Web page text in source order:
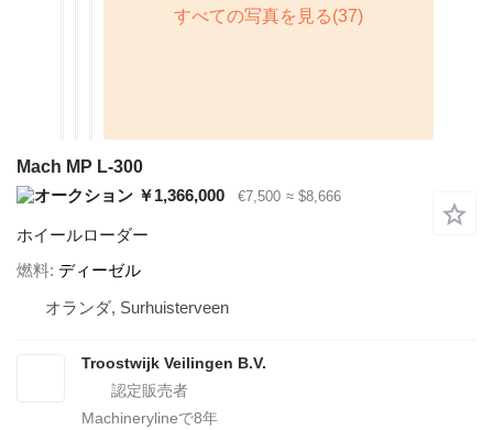
Mach MP L-300
￥1,366,000
€7,500 ≈ $8,666
ホイールローダー
燃料 ディーゼル
オランダ, Surhuisterveen
Troostwijk Veilingen B.V.
Machinerylineで8年